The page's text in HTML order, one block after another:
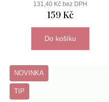
131,40 Kč bez DPH
159 Kč
Do košíku
NOVINKA
TIP